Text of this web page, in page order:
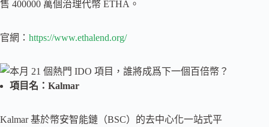
售 400000 萬個治理代幣 ETHA。
官網： https://www.ethalend.org/
項目名：Kalmar
Kalmar 基於幣安智能鏈（BSC）的去中心化一站式平